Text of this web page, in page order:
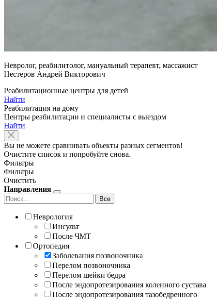
Невролог, реабилитолог, мануальный терапевт, массажист
Нестеров Андрей Викторович
Реабилитационные центры для детей
Найти
Реабилитация на дому
Центры реабилитации и специалисты с выездом
Найти
Вы не можете сравнивать обьекты разных сегментов!
Очистите список и попробуйте снова.
Фильтры
Фильтры
Очистить
Направления
Все
Неврология
Инсульт
После ЧМТ
Ортопедия
Заболевания позвоночника
Перелом позвоночника
Перелом шейки бедра
После эндопротезирования коленного сустава
После эндопротезирования тазобедренного